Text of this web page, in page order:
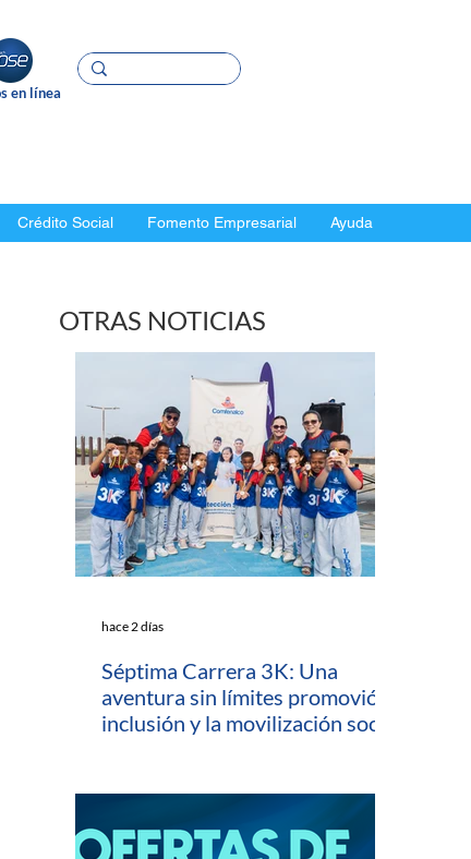
en línea
Crédito Social Fomento Empresarial Ayuda
OTRAS NOTICIAS
Séptima Carrera 3K: Una
aventura sin límites promovió la
inclusión y la movilización social
hace 2 días